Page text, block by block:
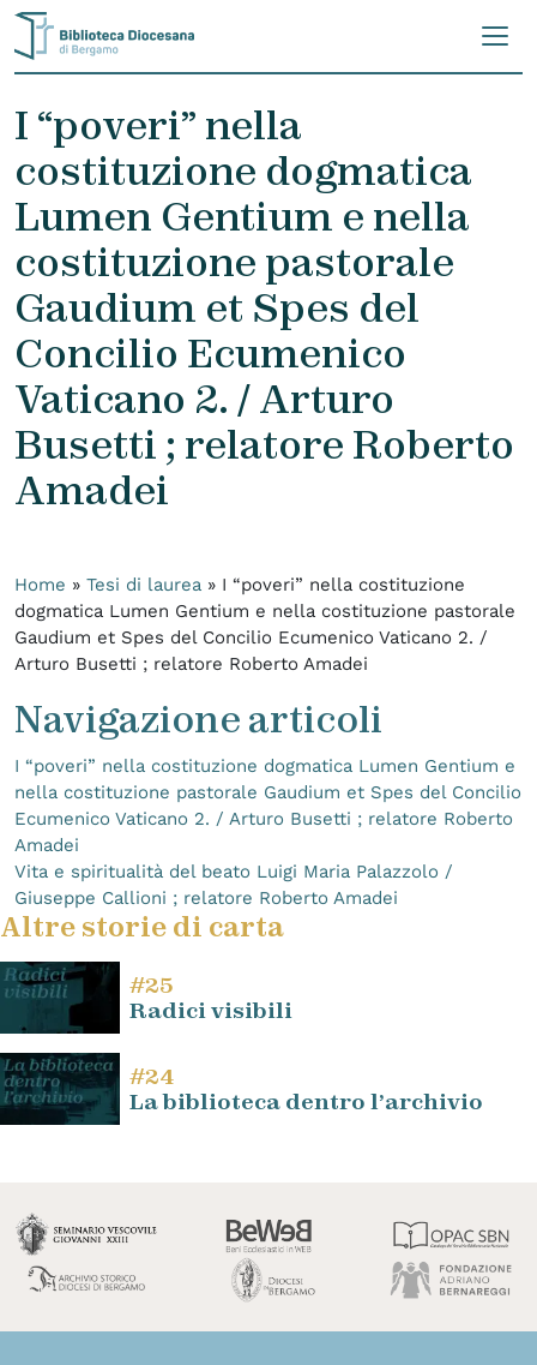
Skip to content
I “poveri” nella
costituzione dogmatica
Lumen Gentium e nella
costituzione pastorale
Gaudium et Spes del
Concilio Ecumenico
Vaticano 2. / Arturo
Busetti ; relatore Roberto
Amadei
Home » Tesi di laurea » I “poveri” nella costituzione
dogmatica Lumen Gentium e nella costituzione pastorale
Gaudium et Spes del Concilio Ecumenico Vaticano 2. /
Arturo Busetti ; relatore Roberto Amadei
Navigazione articoli
I “poveri” nella costituzione dogmatica Lumen Gentium e
nella costituzione pastorale Gaudium et Spes del Concilio
Ecumenico Vaticano 2. / Arturo Busetti ; relatore Roberto
Amadei
Vita e spiritualità del beato Luigi Maria Palazzolo /
Giuseppe Callioni ; relatore Roberto Amadei
Altre storie di carta
#25
Radici visibili
#24
La biblioteca dentro l’archivio